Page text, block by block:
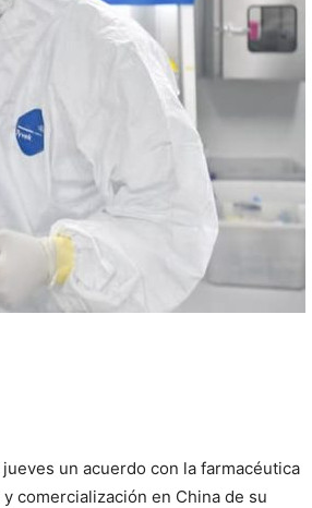
un acuerdo con la farmacéutica
comercialización en China de su